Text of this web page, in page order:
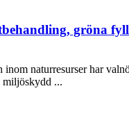
gröna
naturresurser har
miljöskydd ...